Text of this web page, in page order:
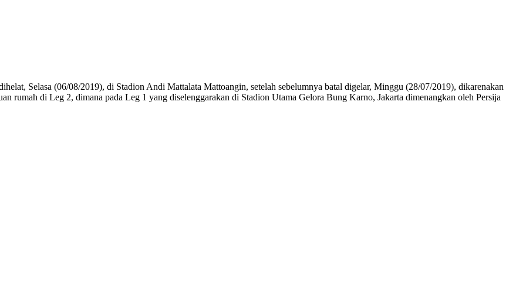
Selasa (06/08/2019), di Stadion Andi Mattalata Mattoangin, setelah sebelumnya batal digelar, Minggu (28/07/2019), dikarenakan
rumah di Leg 2, dimana pada Leg 1 yang diselenggarakan di Stadion Utama Gelora Bung Karno, Jakarta dimenangkan oleh Persija